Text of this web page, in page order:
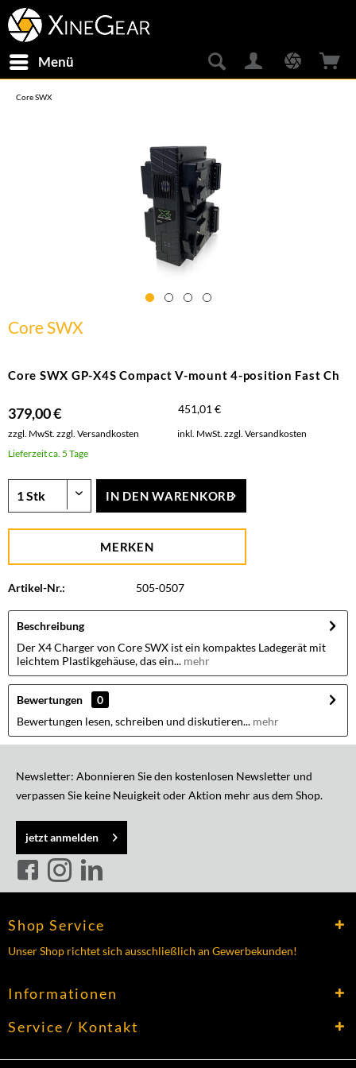
Menü
Core SWX
Core SWX
Core SWX GP-X4S Compact V-mount 4-position Fast Ch
379,00 € 451,01 €
zzgl. MwSt. zzgl. Versandkosten inkl. MwSt. zzgl. Versandkosten
Lieferzeit ca. 5 Tage
IN DEN WARENKORB
MERKEN
Artikel-Nr.: 505-0507
Beschreibung
Der X4 Charger von Core SWX ist ein kompaktes Ladegerät mit
leichtem Plastikgehäuse, das ein... mehr
Bewertungen
0
Bewertungen lesen, schreiben und diskutieren... mehr
Newsletter: Abonnieren Sie den kostenlosen Newsletter und
verpassen Sie keine Neuigkeit oder Aktion mehr aus dem Shop.
jetzt anmelden
Shop Service
Unser Shop richtet sich ausschließlich an Gewerbekunden!
Informationen
Service / Kontakt